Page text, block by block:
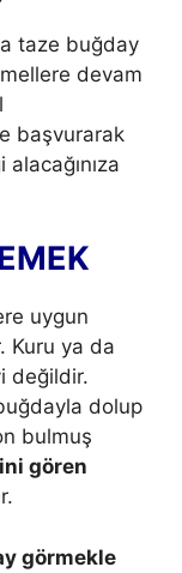
taze buğday
devam
başvurarak
uygun
Kuru ya da
değildir.
dolup
bul­muş
gören
görmekle